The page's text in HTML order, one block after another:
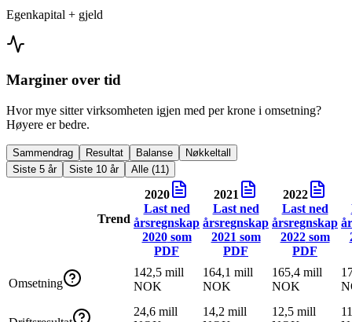
Egenkapital + gjeld
Marginer over tid
Hvor mye sitter virksomheten igjen med per krone i omsetning?
Høyere er bedre.
Sammendrag Resultat Balanse
Nøkkeltall
Siste 5 år
Siste 10 år Alle (11)
Trend
2020
Last ned
årsregnskap
2020som
PDF
2021
Last ned
årsregnskap
2021 som
PDF
2022
Last ned
årsregnskap
2022som
PDF
Omsetning
142,5 mill
NOK
164,1 mill
NOK
165,4 mill
NOK
24,6 mill
14,2 mill
12,5 mill